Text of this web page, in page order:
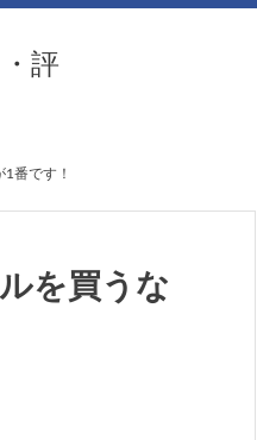
評
番です！
を買うな